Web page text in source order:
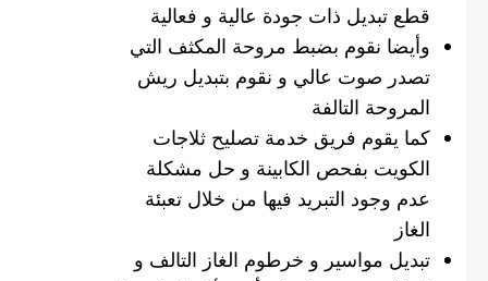
قطع تبديل ذات جودة عالية و فعالية
وأيضا نقوم بضبط مروحة المكثف التي
تصدر صوت عالي و نقوم بتبديل ريش
المروحة التالفة
كما يقوم فريق خدمة تصليح ثلاجات
الكويت بفحص الكابينة و حل مشكلة
عدم وجود التبريد فيها من خلال تعبئة
الغاز
تبديل مواسير و خرطوم الغاز التالف و